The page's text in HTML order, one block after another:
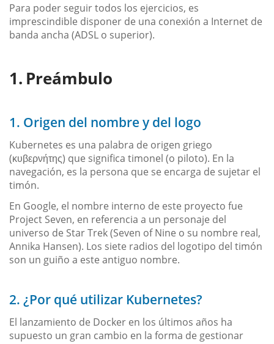
Para poder seguir todos los ejercicios, es
imprescindible disponer de una conexión a Internet de
banda ancha (ADSL o superior).
Preámbulo
1. Origen del nombre y del logo
Kubernetes es una palabra de origen griego
(κυβερνήτης) que significa timonel (o piloto). En la
navegación, es la persona que se encarga de sujetar el
timón.
En Google, el nombre interno de este proyecto fue
Project Seven, en referencia a un personaje del
universo de Star Trek (Seven of Nine o su nombre real,
Annika Hansen). Los siete radios del logotipo del timón
son un guiño a este antiguo nombre.
2. ¿Por qué utilizar Kubernetes?
El lanzamiento de Docker en los últimos años ha
supuesto un gran cambio en la forma de gestionar